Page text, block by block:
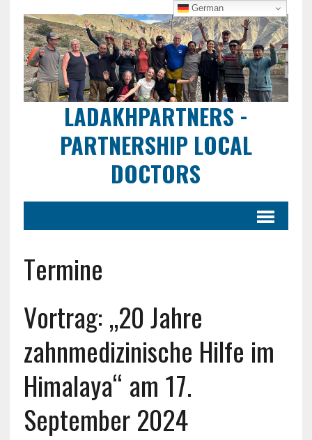
LADAKHPARTNERS -
PARTNERSHIP LOCAL
DOCTORS
Termine
Vortrag: „20 Jahre
zahnmedizinische Hilfe im
Himalaya“ am 17.
September 2024
German